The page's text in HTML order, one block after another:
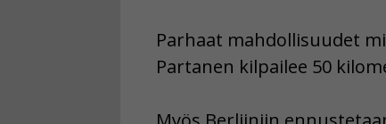
Parhaat mahdollisuudet
Partanen kilpailee 50